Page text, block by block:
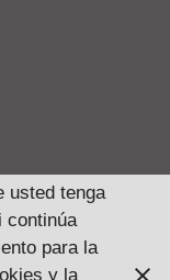
usted tenga
continúa
para la
y la